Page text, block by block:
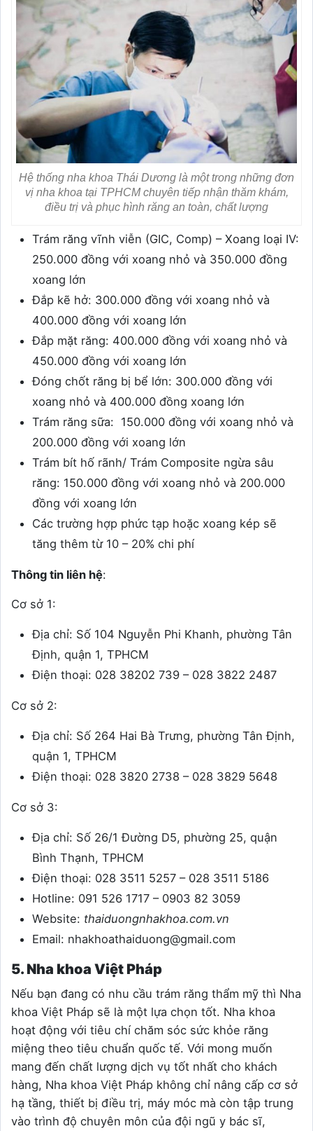
Hệ thống nha khoa Thái Dương là một trong những đơn
vị nha khoa tại TPHCM chuyên tiếp nhận thăm khám,
điều trị và phục hình răng an toàn, chất lượng
Trám răng vĩnh viễn (GIC, Comp) – Xoang loại IV:
250.000 đồng với xoang nhỏ và 350.000 đồng
xoang lớn
Đắp kẽ hở: 300.000 đồng với xoang nhỏ và
400.000 đồng với xoang lớn
Đắp mặt răng: 400.000 đồng với xoang nhỏ và
450.000 đồng với xoang lớn
Đóng chốt răng bị bể lớn: 300.000 đồng với
xoang nhỏ và 400.000 đồng xoang lớn
Trám răng sữa: 150.000 đồng với xoang nhỏ và
200.000 đồng với xoang lớn
Trám bít hố rãnh/ Trám Composite ngừa sâu
răng: 150.000 đồng với xoang nhỏ và 200.000
đồng với xoang lớn
Các trường hợp phức tạp hoặc xoang kép sẽ
tăng thêm từ 10 – 20% chi phí
Thông tin liên hệ:
Cơ sở 1:
Địa chỉ: Số 104 Nguyễn Phi Khanh, phường Tân
Định, quận 1, TPHCM
Điện thoại: 028 38202 739 – 028 3822 2487
Cơ sở 2:
Địa chỉ: Số 264 Hai Bà Trưng, phường Tân Định,
quận 1, TPHCM
Điện thoại: 028 3820 2738 – 028 3829 5648
Cơ sở 3:
Địa chỉ: Số 26/1 Đường D5, phường 25, quận
Bình Thạnh, TPHCM
Điện thoại: 028 3511 5257 – 028 3511 5186
Hotline: 091 526 1717 – 0903 82 3059
Website: thaiduongnhakhoa.com.vn
Email: nhakhoathaiduong@gmail.com
5. Nha khoa Việt Pháp
Nếu bạn đang có nhu cầu trám răng thẩm mỹ thì Nha
khoa Việt Pháp sẽ là một lựa chọn tốt. Nha khoa
hoạt động với tiêu chí chăm sóc sức khỏe răng
miệng theo tiêu chuẩn quốc tế. Với mong muốn
mang đến chất lượng dịch vụ tốt nhất cho khách
hàng, Nha khoa Việt Pháp không chỉ nâng cấp cơ sở
hạ tầng, thiết bị điều trị, máy móc mà còn tập trung
vào trình độ chuyên môn của đội ngũ y bác sĩ,